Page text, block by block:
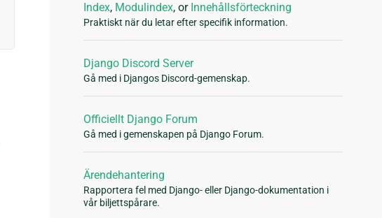
Index, Modulindex, or Innehållsförteckning
Praktiskt när du letar efter specifik information.
Django Discord Server
Gå med i Djangos Discord-gemenskap.
Officiellt Django Forum
Gå med i gemenskapen på Django Forum.
Ärendehantering
Rapportera fel med Django- eller Django-dokumentation i
vår biljettspårare.